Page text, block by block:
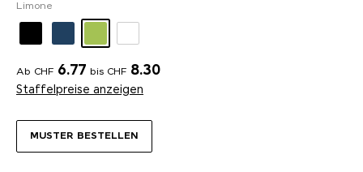
MUSTER BESTELLEN
Limone
Ab CHF 6.77 bis CHF 8.30
Staffelpreise anzeigen